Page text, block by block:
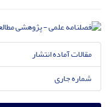
مقالات آماده انتشار
شماره جاری